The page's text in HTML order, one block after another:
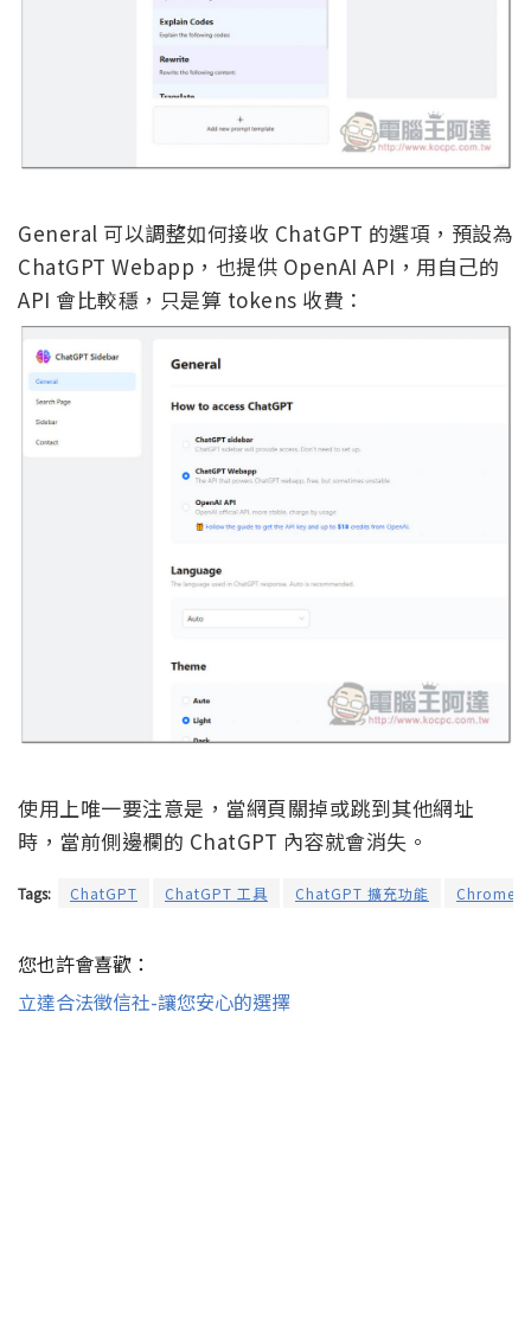
General 可以調整如何接收 ChatGPT 的選項，預設為
ChatGPT Webapp，也提供 OpenAI API，用自己的
API 會比較穩，只是算 tokens 收費：
使用上唯一要注意是，當網頁關掉或跳到其他網址
時，當前側邊欄的 ChatGPT 內容就會消失。
Tags: ChatGPT ChatGPT 工具 ChatGPT 擴充功能 Chrome
您也許會喜歡：
立達合法徵信社-讓您安心的選擇